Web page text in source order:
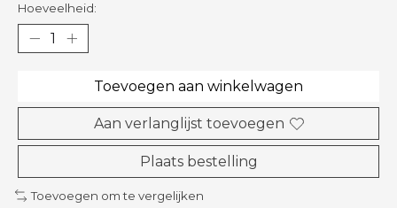
Hoeveelheid:
Toevoegen aan winkelwagen
Aan verlanglijst toevoegen
Plaats bestelling
Toevoegen om te vergelijken